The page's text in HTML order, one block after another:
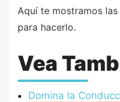
Aquí te mostramos
para hacerlo.
Vea
Domina la